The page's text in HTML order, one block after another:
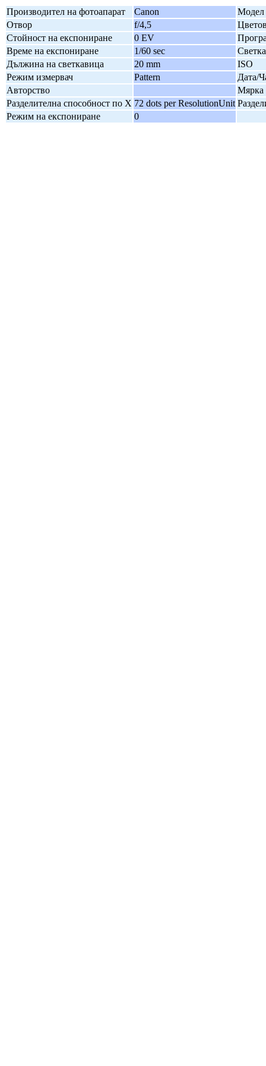
Производител на фотоапарат Canon
Модел
Отвор
f/4,5
Стойност на експониране
0 EV
Време на експониране
1/60 sec
Дължина на светкавица
20 mm
ISO
Режим измервач
Pattern
Дата/
Авторство
Мярка
Разделителна способност по X 72 dots per ResolutionUnit
Режим на експониране
0